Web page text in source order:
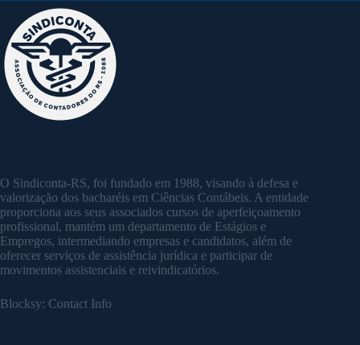
O Sindiconta-RS, foi fundado em 1988, visando à defesa e
valorização dos bacharéis em Ciências Contábeis. A entidade
proporciona aos seus associados cursos de aperfeiçoamento
profissional, mantém um departamento de Estágios e
Empregos, intermediando empresas e candidatos, além de
oferecer serviços de assistência jurídica e participar de
movimentos assistenciais e reivindicatórios.
Blocksy: Contact Info